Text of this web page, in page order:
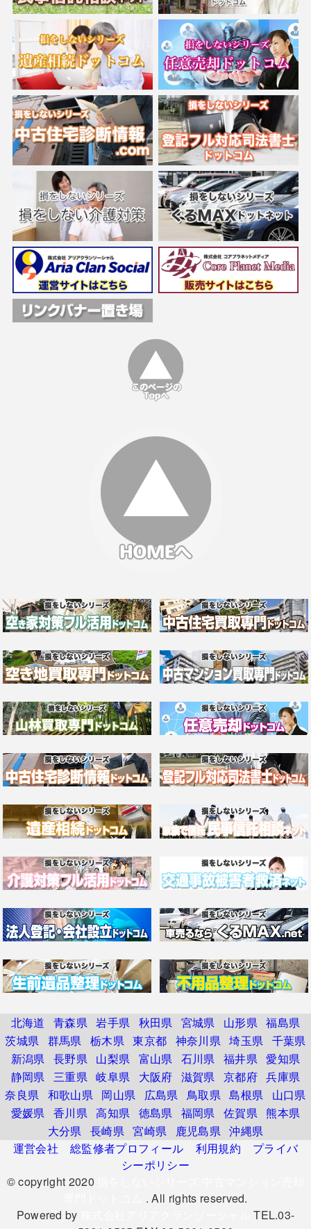
北海道 青森県 岩手県 秋田県 宮城県 山形県 福島県
茨城県 群馬県 栃木県 東京都 神奈川県 埼玉県 千葉県
新潟県 長野県 山梨県 富山県 石川県 福井県 愛知県
静岡県 三重県 岐阜県 大阪府 滋賀県 京都府 兵庫県
奈良県 和歌山県 岡山県 広島県 鳥取県 島根県
山口県
愛媛県 香川県 高知県 徳島県 福岡県 佐賀県 熊本県
大分県 長崎県 宮崎県 鹿児島県 沖縄県
運営会社
総監修者プロフィール 利用規約
プライバ
シーポリシー
© copyright 2020
. All rights reserved.
Powered by
TEL.03-